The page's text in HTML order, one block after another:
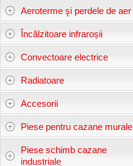
Aeroterme şi perdele de aer
Încălzitoare infraroșii
Convectoare electrice
Radiatoare
Accesorii
Piese pentru cazane murale
Piese schimb cazane
industriale